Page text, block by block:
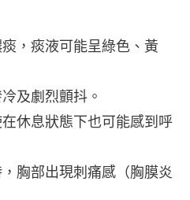
，痰液可能呈綠色、黃
及劇烈顫抖。
休息狀態下也可能感到呼
胸部出現刺痛感（胸膜炎